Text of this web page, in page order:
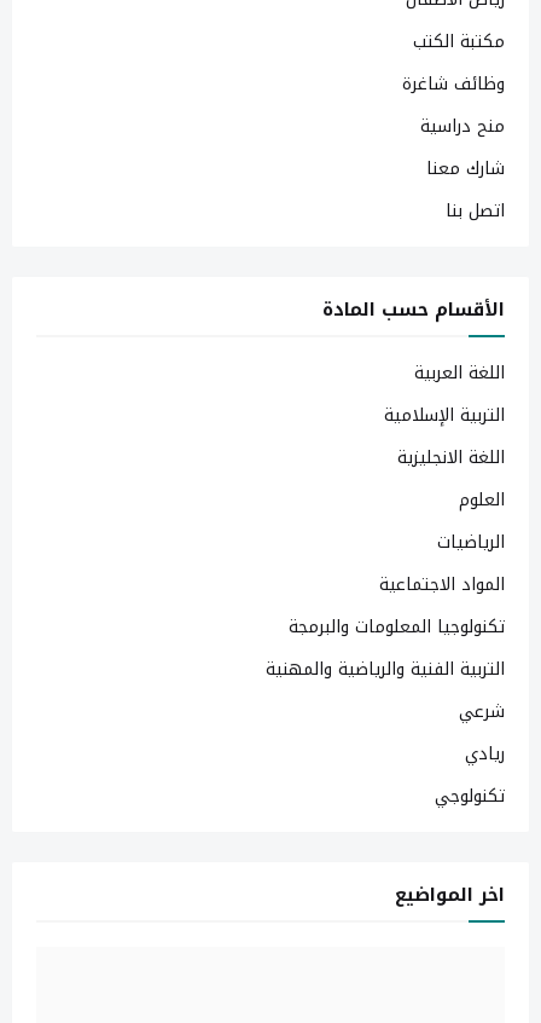
مكتبة الكتب
وظائف شاغرة
منح دراسية
شارك معنا
اتصل بنا
الأقسام حسب المادة
اللغة العربية
التربية الإسلامية
اللغة الانجليزية
العلوم
الرياضيات
المواد الاجتماعية
تكنولوجيا المعلومات والبرمجة
التربية الفنية والرياضية والمهنية
شرعي
ريادي
تكنولوجي
اخر المواضيع